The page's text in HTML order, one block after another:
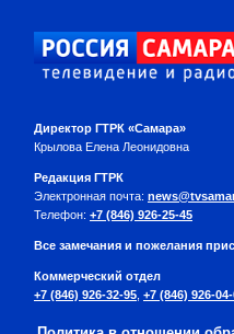
Директор ГТРК «Самара»
Крылова Елена Леонидовна
Редакция ГТРК
Электронная почта:
Телефон: +7 (846) 926-25-45
Все замечания и пожелания
Коммерческий отдел
+7 (846) 926-32-95, +7 (846) 926-